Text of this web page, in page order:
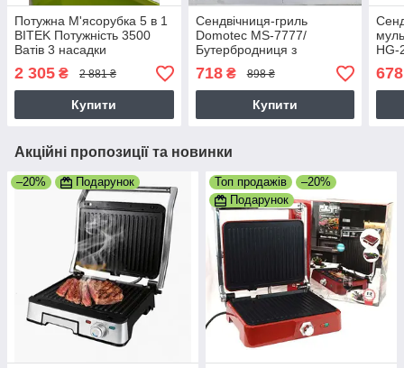
Потужна М'ясорубка 5 в 1
BITEK Потужність 3500
Ватів 3 насадки
режими, металеві
шестерні
2 305 ₴ 2 881 ₴
Купити
Сендвічниця-гриль
Domotec MS-7777/
Бутербродниця з
антипригарним покриттям
/ Електрогриль
718₴ 898 ₴
Купити
HG-
678
Акційні пропозиції та новинки
–20% Подарунок Топ продажів
–20%
Подарунок